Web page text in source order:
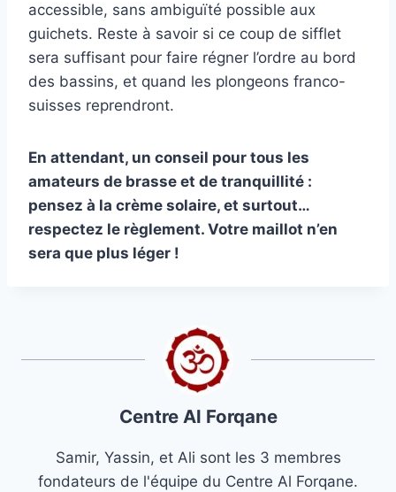
accessible, sans ambiguïté possible aux
guichets. Reste à savoir si ce coup de sifflet
sera suffisant pour faire régner l’ordre au bord
des bassins, et quand les plongeons franco-
suisses reprendront.
En attendant, un conseil pour tous les
amateurs de brasse et de tranquillité :
pensez à la crème solaire, et surtout…
respectez le règlement. Votre maillot n’en
sera que plus léger !
Centre Al Forqane
Samir, Yassin, et Ali sont les 3 membres
fondateurs de l'équipe du Centre Al Forqane.